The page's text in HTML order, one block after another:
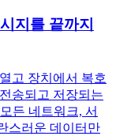
지를 끝까지
고 장치에서 복호
송되고 저장되는
든 네트워크, 서
스러운 데이터만